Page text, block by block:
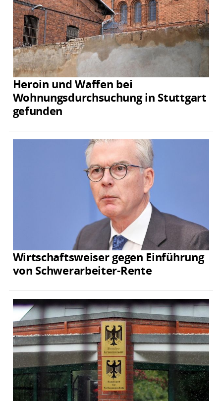
Heroin und Waffen bei
Wohnungsdurchsuchung in Stuttgart
gefunden
Wirtschaftsweiser gegen Einführung
von Schwerarbeiter-Rente